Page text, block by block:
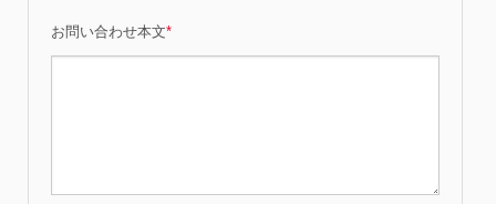
お問い合わせ本文*